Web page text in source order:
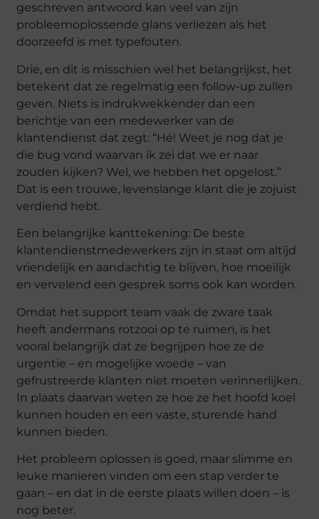
geschreven antwoord kan veel van zijn
probleemoplossende glans verliezen als het
doorzeefd is met typefouten.
Drie, en dit is misschien wel het belangrijkst, het
betekent dat ze regelmatig een follow-up zullen
geven. Niets is indrukwekkender dan een
berichtje van een medewerker van de
klantendienst dat zegt: “Hé! Weet je nog dat je
die bug vond waarvan ik zei dat we er naar
zouden kijken? Wel, we hebben het opgelost.”
Dat is een trouwe, levenslange klant die je zojuist
verdiend hebt.
Een belangrijke kanttekening: De beste
klantendienstmedewerkers zijn in staat om altijd
vriendelijk en aandachtig te blijven, hoe moeilijk
en vervelend een gesprek soms ook kan worden.
Omdat het support team vaak de zware taak
heeft andermans rotzooi op te ruimen, is het
vooral belangrijk dat ze begrijpen hoe ze de
urgentie – en mogelijke woede – van
gefrustreerde klanten niet moeten verinnerlijken.
In plaats daarvan weten ze hoe ze het hoofd koel
kunnen houden en een vaste, sturende hand
kunnen bieden.
Het probleem oplossen is goed, maar slimme en
leuke manieren vinden om een stap verder te
gaan – en dat in de eerste plaats willen doen – is
nog beter.